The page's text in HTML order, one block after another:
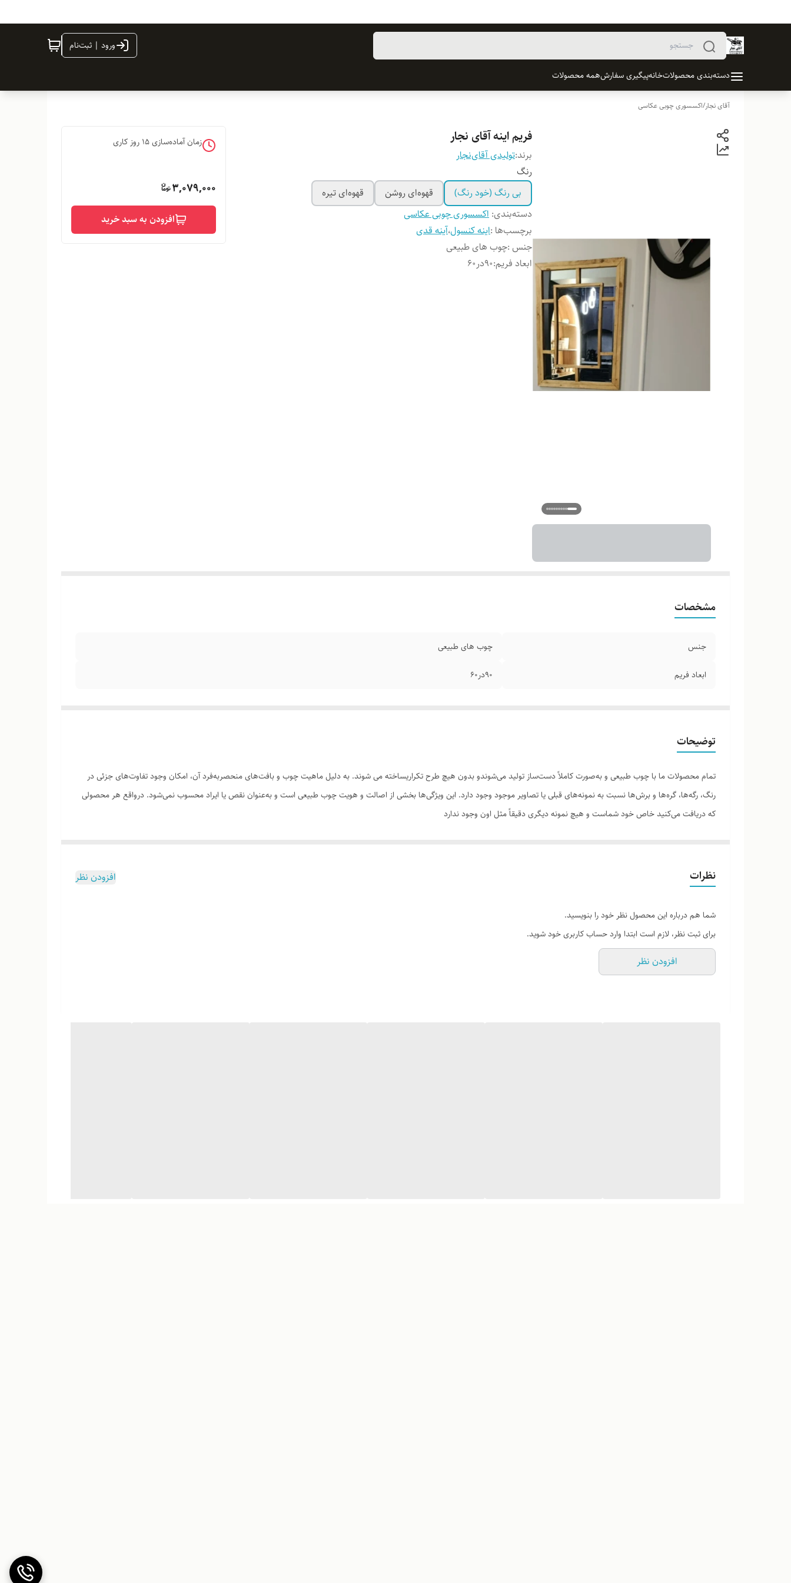
ورود | ثبت‌نام
دسته‌بندی محصولاتخانهپیگیری سفارشهمه محصولات
آقای نجار/اکسسوری چوبی عکاسی
فریم اینه آقای نجار
برند:تولیدی آقای‌نجار
رنگ
بی رنگ (خود رنگ)
قهوه‌ای روشن
قهوه‌ای تیره
دسته‌بندی: اکسسوری چوبی عکاسی
برچسب‌ها :اینه کنسول،آینه قدی
جنس :چوب های طبیعی
ابعاد فریم:۹۰در۶۰
زمان آماده‌سازی15 روز کاری
3,079,000
افزودن به سبد خرید
مشخصات
جنس چوب های طبیعی
ابعاد فریم ۹۰در۶۰
توضیحات
تمام محصولات ما با چوب طبیعی و به‌صورت کاملاً دست‌ساز تولید می‌شوندو بدون هیچ طرح تکراریساخته می شوند. به دلیل ماهیت چوب و بافت‌های منحصر‌به‌فرد آن، امکان وجود تفاوت‌های جزئی در
رنگ، رگه‌ها، گره‌ها و برش‌ها نسبت به نمونه‌های قبلی یا تصاویر موجود وجود دارد. این ویژگی‌ها بخشی از اصالت و هویت چوب طبیعی است و به‌عنوان نقص یا ایراد محسوب نمی‌شود. درواقع هر محصولی
که دریافت می‌کنید خاص خود شماست و هیچ نمونه دیگری دقیقاً مثل اون وجود ندارد
لطفاً پیش از ثبت سفارش، تصاویر کارگاهی هر محصول را بررسی کنید. ثبت سفارش به‌منزله‌ی پذیرش این موارد و آگاهی از ویژگی‌های طبیعی چوب هست
نظرات افزودن نظر
شما هم درباره این محصول نظر خود را بنویسید.
برای ثبت نظر، لازم است ابتدا وارد حساب کاربری خود شوید.
افزودن نظر